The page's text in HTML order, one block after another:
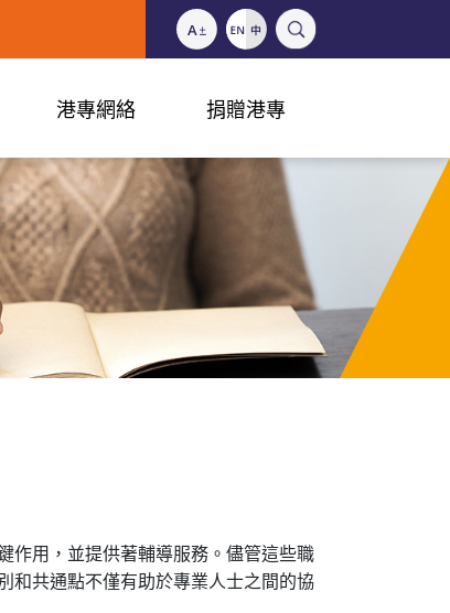
港專網絡 捐贈港專
作用，並提供著輔導服務。儘管這些職
和共通點不僅有助於專業人士之間的協